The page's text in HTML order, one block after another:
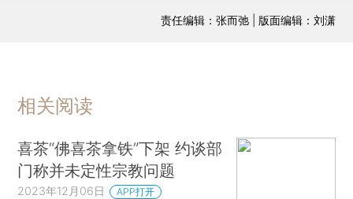
责任编辑：张而弛 | 版面编辑：刘潇
相关阅读
喜茶“佛喜茶拿铁”下架 约谈部
门称并未定性宗教问题
2023年12月06日 APP打开